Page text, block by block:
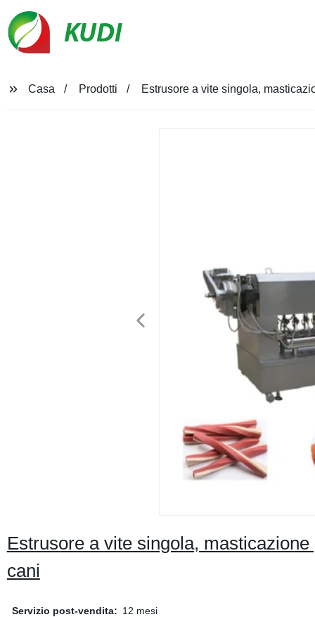
KUDI
Casa Prodotti Estrusore a vite singola,
Estrusore a vite singola,
cani
Servizio post-vendita: 12 mesi